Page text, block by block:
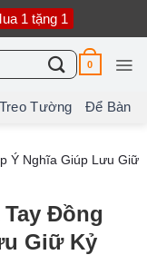
1 tặng 1
0
Treo Tường Để Bàn
Ý Nghĩa Giúp Lưu Giữ
Tay Đồng
Giữ Kỷ